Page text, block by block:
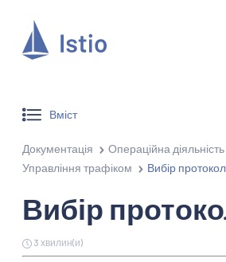
Вміст
Документація Операційна діяльність
Управління трафіком
Вибір
Вибір
3 хвилин(и)